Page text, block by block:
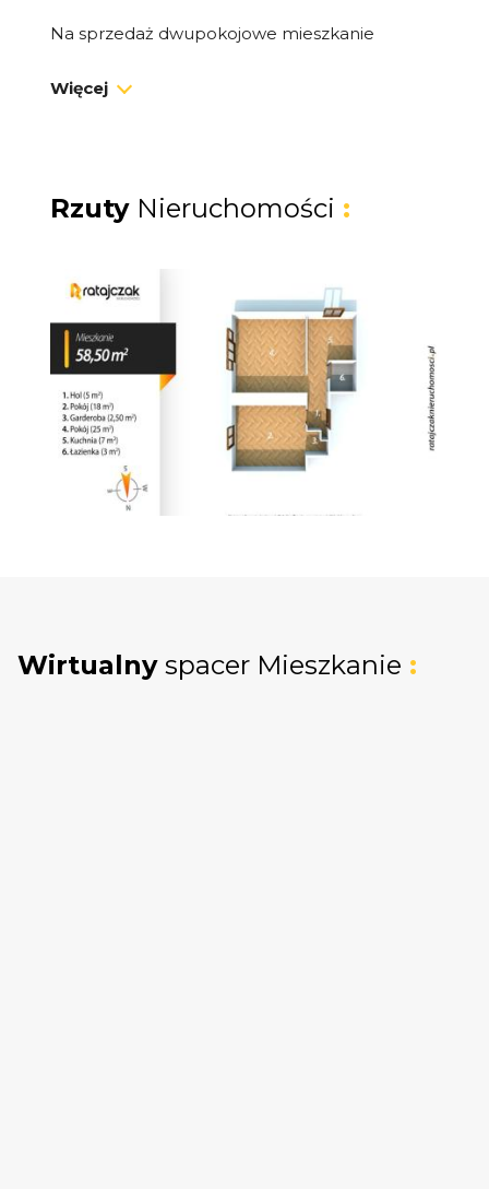
Na sprzedaż dwupokojowe mieszkanie
Lokal znajduje się na drugim, ostatnim piętrze
Na powierzchnię 58,5 m2 składają się dwa
duże i ustawne pokoje, kuchnia oraz łazienka.
dodatkowo powiększa optycznie przestrzeń.
Okna mieszkania wychodzą na stronę
północno-zachodnią.
Stan techniczny:
Łazienka została wyremontowana i jest
gotowa do użytku. Kuchnia wymaga
Więcej
Rzuty Nieruchomości :
Wirtualny spacer Mieszkanie :